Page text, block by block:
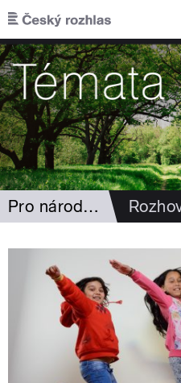
Přejít k hlavnímu obsahu
Pro národnostní menšiny